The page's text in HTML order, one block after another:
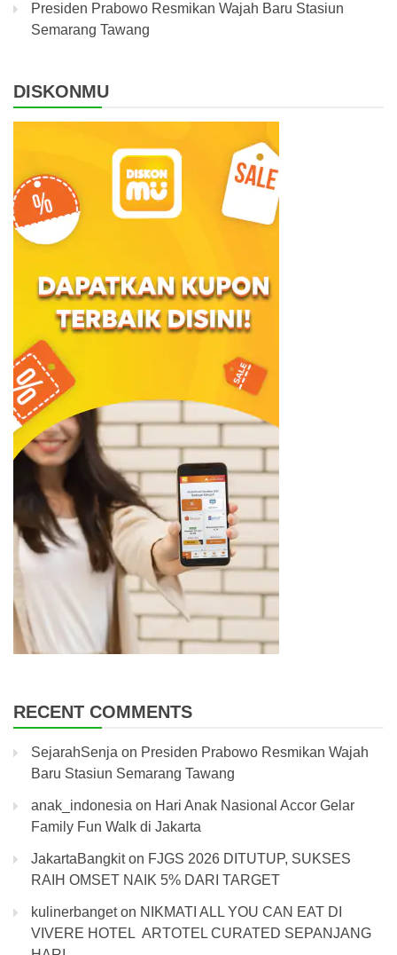
Presiden Prabowo Resmikan Wajah Baru Stasiun
Semarang Tawang
DISKONMU
RECENT COMMENTS
SejarahSenja on Presiden Prabowo Resmikan Wajah
Baru Stasiun Semarang Tawang
anak_indonesia on Hari Anak Nasional Accor Gelar
Family Fun Walk di Jakarta
JakartaBangkiton FJGS 2026 DITUTUP, SUKSES
RAIH OMSET NAIK 5% DARI TARGET
kulinerbangeton NIKMATI ALL YOU CAN EAT DI
VIVERE HOTEL ARTOTEL CURATED SEPANJANG